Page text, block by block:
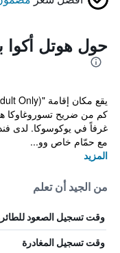
حول هوتل أكوا
غرفاً في يوكوسوكا. لدى
مع حمّام خاص وو...
المزيد
من الجيد أن تعلم
وقت تسجيل الصعود
وقت تسجيل المغادرة